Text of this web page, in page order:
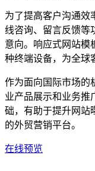
为了提高客户沟通效
线咨询、留言反馈等
意向。响应式网站模
种终端设备，为全球
作为面向国际市场的
业产品展示和业务推
础，有助于提升网站
的外贸营销平台。
在线预览